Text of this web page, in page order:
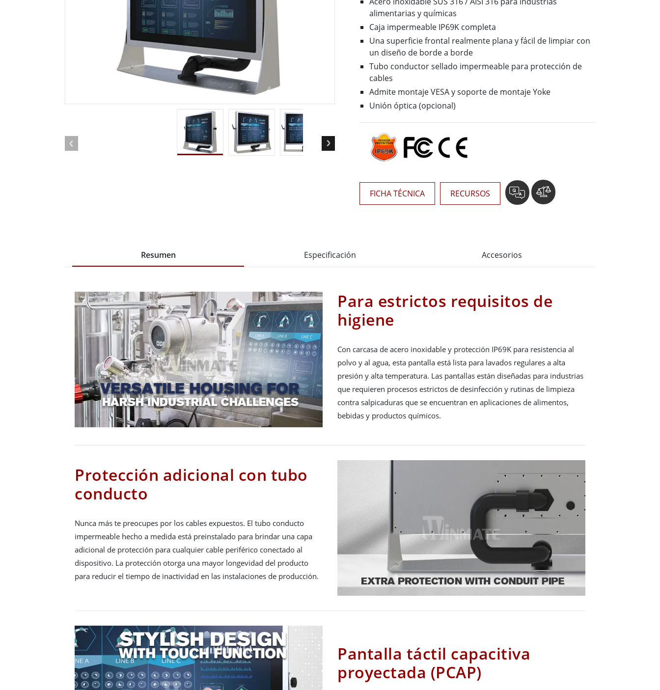
Ordenador montado en vehículo con
Tableta montada en vehículo
Controlador Robótico
Movilidad con Edge AI
Controlador robótico
Petróleo & Gas, Grado ATEX
Tableta resistente de grado ATEX
Terminal portátil resistente con
certificación ATEX
Panel PC de grado ATEX
Tecnología de IA
Movilidad con Edge AI
Panel PC Edge AI
Box PCs con Edge AI
Grado de Acero Inoxidable
Panel PC de Acero Inoxidable
Pantalla de Acero Inoxidable
alimentarias y químicas
Caja impermeable IP69K completa
Una superficie frontal realmente plana y fácil de limpiar con
un diseño de borde a borde
Tubo conductor sellado impermeable para protección de
cables
Admite montaje VESA y soporte de montaje Yoke
Unión óptica (opcional)
FICHA TÉCNICA RECURSOS
Resumen Especificación Accesorios
Para estrictos requisitos de
higiene
Con carcasa de acero inoxidable y protección IP69K para resistencia al
polvo y al agua, esta pantalla está lista para lavados regulares a alta
presión y alta temperatura. Las pantallas están diseñadas para industrias
que requieren procesos estrictos de desinfección y rutinas de limpieza
contra salpicaduras que se encuentran en aplicaciones de alimentos,
bebidas y productos químicos.
Protección adicional con tubo
conducto
Nunca más te preocupes por los cables expuestos. El tubo conducto
impermeable hecho a medida está preinstalado para brindar una capa
adicional de protección para cualquier cable periférico conectado al
dispositivo. La protección otorga una mayor longevidad del producto
para reducir el tiempo de inactividad en las instalaciones de producción.
Pantalla táctil capacitiva
proyectada (PCAP)